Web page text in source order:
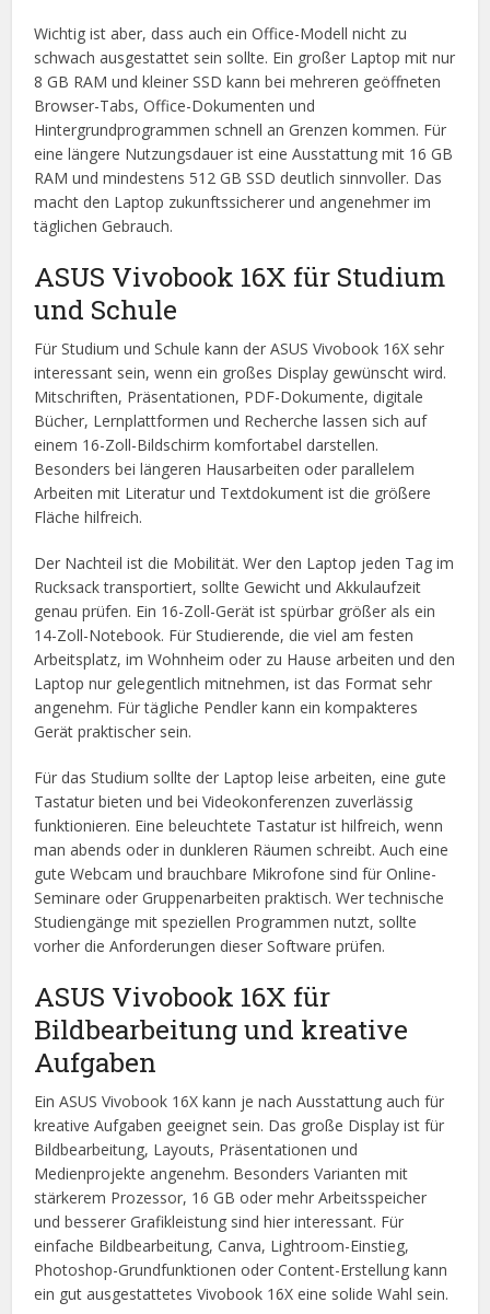
Wichtig ist aber, dass auch ein Office-Modell nicht zu
schwach ausgestattet sein sollte. Ein großer Laptop mit nur
8 GB RAM und kleiner SSD kann bei mehreren geöffneten
Browser-Tabs, Office-Dokumenten und
Hintergrundprogrammen schnell an Grenzen kommen. Für
eine längere Nutzungsdauer ist eine Ausstattung mit 16 GB
RAM und mindestens 512 GB SSD deutlich sinnvoller. Das
macht den Laptop zukunftssicherer und angenehmer im
täglichen Gebrauch.
ASUS Vivobook 16X für Studium
und Schule
Für Studium und Schule kann der ASUS Vivobook 16X sehr
interessant sein, wenn ein großes Display gewünscht wird.
Mitschriften, Präsentationen, PDF-Dokumente, digitale
Bücher, Lernplattformen und Recherche lassen sich auf
einem 16-Zoll-Bildschirm komfortabel darstellen.
Besonders bei längeren Hausarbeiten oder parallelem
Arbeiten mit Literatur und Textdokument ist die größere
Fläche hilfreich.
Der Nachteil ist die Mobilität. Wer den Laptop jeden Tag im
Rucksack transportiert, sollte Gewicht und Akkulaufzeit
genau prüfen. Ein 16-Zoll-Gerät ist spürbar größer als ein
14-Zoll-Notebook. Für Studierende, die viel am festen
Arbeitsplatz, im Wohnheim oder zu Hause arbeiten und den
Laptop nur gelegentlich mitnehmen, ist das Format sehr
angenehm. Für tägliche Pendler kann ein kompakteres
Gerät praktischer sein.
Für das Studium sollte der Laptop leise arbeiten, eine gute
Tastatur bieten und bei Videokonferenzen zuverlässig
funktionieren. Eine beleuchtete Tastatur ist hilfreich, wenn
man abends oder in dunkleren Räumen schreibt. Auch eine
gute Webcam und brauchbare Mikrofone sind für Online-
Seminare oder Gruppenarbeiten praktisch. Wer technische
Studiengänge mit speziellen Programmen nutzt, sollte
vorher die Anforderungen dieser Software prüfen.
ASUS Vivobook 16X für
Bildbearbeitung und kreative
Aufgaben
Ein ASUS Vivobook 16X kann je nach Ausstattung auch für
kreative Aufgaben geeignet sein. Das große Display ist für
Bildbearbeitung, Layouts, Präsentationen und
Medienprojekte angenehm. Besonders Varianten mit
stärkerem Prozessor, 16 GB oder mehr Arbeitsspeicher
und besserer Grafikleistung sind hier interessant. Für
einfache Bildbearbeitung, Canva, Lightroom-Einstieg,
Photoshop-Grundfunktionen oder Content-Erstellung kann
ein gut ausgestattetes Vivobook 16X eine solide Wahl sein.